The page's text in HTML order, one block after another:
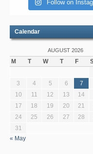
Follow on
Calendar
AUGUST 2026
M T W T F
3
4 5 6 7
10
11 12 13 14
17
18 19 20 21
24
25 26 27 28
31
« May